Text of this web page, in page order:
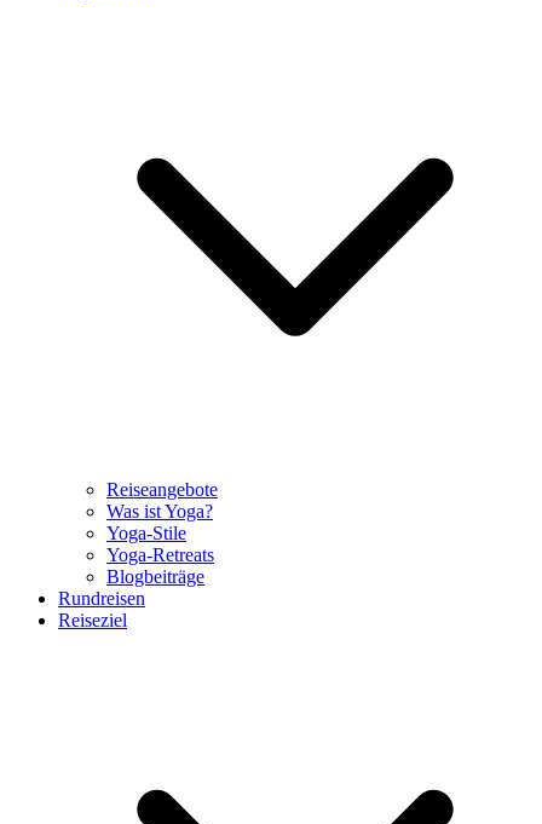
Reiseangebote
Was ist Yoga?
Yoga-Stile
Yoga-Retreats
Blogbeiträge
Rundreisen
Reiseziel